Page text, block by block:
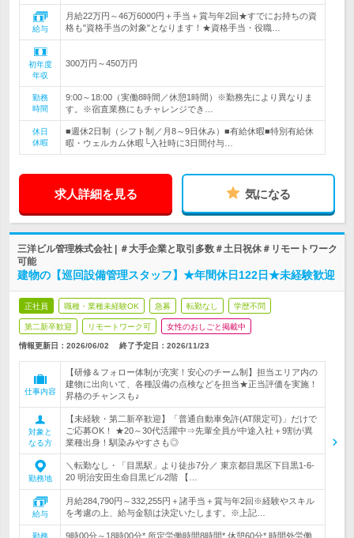
給与
月給22万円～46万6000円＋手当＋賞与年2回★すでにお持ちの資
格も"資格手当の対象"となります！★資格手当・役職…
初年度
年収
300万円～450万円
勤務
時間
9:00～18:00（実働8時間／休憩1時間）※勤務先により異なりま
す。※宿直業務にもチャレンジでき…
休日
休暇
■週休2日制（シフト制／月8～9日休み）■有給休暇■特別有給休
暇・ウェルカム休暇└入社時に3日間付与…
求人詳細を見る 気になる
三洋ビル管理株式会社 | ＃大手企業と取引多数＃土日祝休＃リモートワーク
可能
建物の【巡回設備管理スタッフ】★年間休日122日★未経験歓迎
正社員 職種・業種未経験OK 急募 転勤なし 学歴不問
第二新卒歓迎 リモートワーク可 女性のおしごと掲載中
情報更新日：2026/06/02 終了予定日： 2026/11/23
仕事内容
【研修＆フォロー体制が充実！安心のチーム制】担当エリア内の
建物に出向いて、各種設備の点検などを担当★正当評価を実施！
昇格のチャンスも♪
対象と
なる方
【未経験・第二新卒歓迎】「普通自動車免許(AT限定可)」だけで
ご応募OK！ ★20～30代活躍中⇒先輩全員が中途入社＋9割が異
業種出身！馴染みやすさも◎
勤務地
＼転勤なし・「目黒駅」より徒歩7分／ 東京都目黒区下目黒1-6-
20 明治安田生命目黒ビル2階 【…
給与
月給284,790円～332,255円＋諸手当＋賞与年2回※経験やスキル
を考慮の上、給与金額は決定いたします。※上記…
勤務
9時00分～18時00分* 所定労働時間8時間* 休憩60分* 時間外労働